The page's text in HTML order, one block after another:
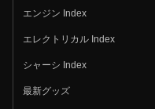
エンジン Index
エレクトリカル Index
シャーシ Index
最新グッズ